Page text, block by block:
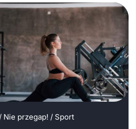
/ Nie przegap! / Sport